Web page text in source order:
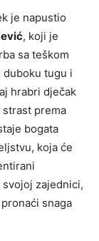
je napustio
, koji je
sa teškom
duboku tugu i
hrabri dječak
prema
bogata
koja će
zajednici,
snaga